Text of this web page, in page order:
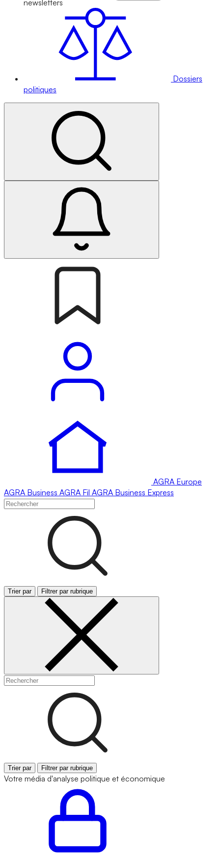
newsletters
Dossiers
politiques
AGRA Europe
AGRA Business AGRA Fil AGRA Business Express
Trier par Filtrer par rubrique
Trier par Filtrer par rubrique
Votre média d'analyse politique et économique